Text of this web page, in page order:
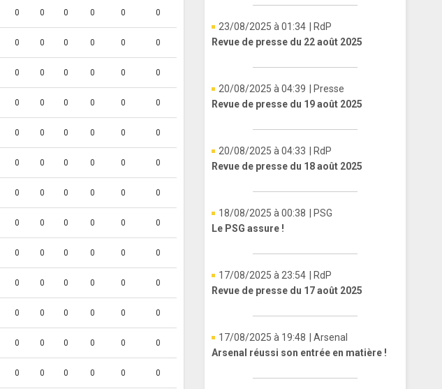
0 0 0 0 0 0
0 0 0 0 0 0
0 0 0 0 0 0
0 0 0 0 0 0
0 0 0 0 0 0
0 0 0 0 0 0
0 0 0 0 0 0
0 0 0 0 0 0
0 0 0 0 0 0
0 0 0 0 0 0
0 0 0 0 0 0
0 0 0 0 0 0
0 0 0 0 0 0
23/08/2025 à 01:34
| RdP
Revue de presse du 22 août 2025
20/08/2025 à 04:39
| Presse
Revue de presse du 19 août 2025
20/08/2025 à 04:33
| RdP
Revue de presse du 18 août 2025
18/08/2025 à 00:38
| PSG
Le PSG assure !
17/08/2025 à 23:54
| RdP
Revue de presse du 17 août 2025
17/08/2025 à 19:48
| Arsenal
Arsenal réussi son entrée en matière !